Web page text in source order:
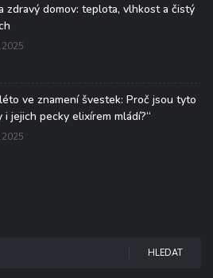
zdravý domov: teplota, vlhkost a čistý
ve znamení švestek: Proč jsou tyto
i jejich pecky elixírem mládí?“
HLEDAT